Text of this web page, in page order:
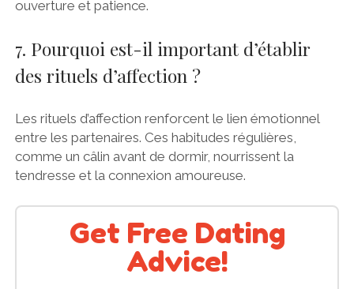
ouverture et patience.
7. Pourquoi est-il important d’établir
des rituels d’affection ?
Les rituels d’affection renforcent le lien émotionnel
entre les partenaires. Ces habitudes régulières,
comme un câlin avant de dormir, nourrissent la
tendresse et la connexion amoureuse.
Get Free Dating
Advice!